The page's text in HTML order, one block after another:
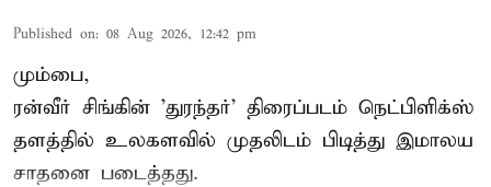
Published on: 08 Aug 2026, 12:42 pm
மும்பை,
ரன்வீர் சிங்கின் 'துரந்தர்' திரைப்படம் நெட்பிளிக்ஸ்
தளத்தில் உலகளவில் முதலிடம் பிடித்து இமாலய
சாதனை படைத்தது.